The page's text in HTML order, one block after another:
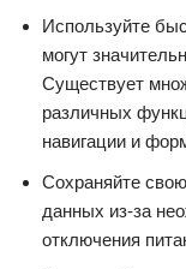
Используйте
могут
Существует
различных
навигации и
Сохраняйте
данных из-за
отключения